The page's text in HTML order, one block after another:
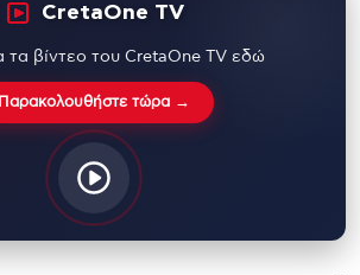
CretaOne TV
τα βίντεο του CretaOne TV εδώ
Παρακολουθήστε τώρα →